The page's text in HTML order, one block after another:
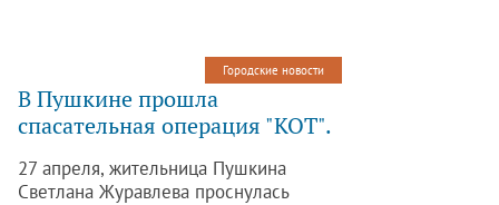
Городские новости
В Пушкине прошла
спасательная операция "КОТ".
27 апреля, жительница Пушкина
Светлана Журавлева проснулась